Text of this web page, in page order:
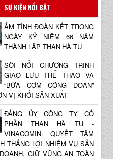
SỰ KIỆN NỔI BẬT
ẤM TÌNH ĐOÀN KẾT TRONG
NGÀY KỶ NIỆM 66 NĂM
THÀNH LẬP THAN HÀ TU
SÔI NỔI CHƯƠNG TRÌNH
GIAO LƯU THỂ THAO VÀ
“BỮA CƠM CÔNG ĐOÀN”
VỊ KHỐI SẢN XUẤT
ĐẢNG ỦY CÔNG TY CỔ
PHẦN THAN HÀ TU -
VINACOMIN: QUYẾT TÂM
THẮNG LỢI NHIỆM VỤ SẢN
GIỮ VỮNG AN TOÀN